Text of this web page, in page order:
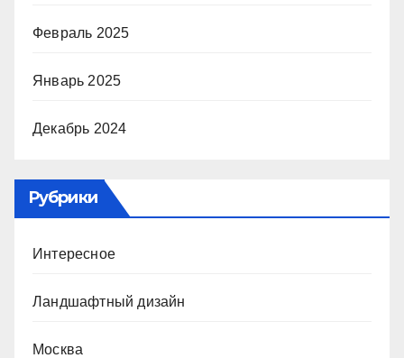
Февраль 2025
Январь 2025
Декабрь 2024
Рубрики
Интересное
Ландшафтный дизайн
Москва